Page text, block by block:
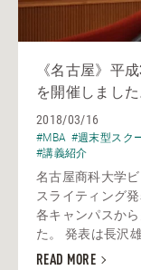
《名古屋》平
を開催しました
2018/03/16
#MBA #週末型スク
#講義紹介
名古屋商科大学
スライティング
各キャンパスか
た。 発表は長沢
READ MORE